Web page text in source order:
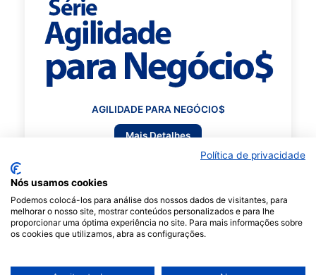
AGILIDADE PARA NEGÓCIO$
Mais Detalhes
Política de privacidade
Nós usamos cookies
Podemos colocá-los para análise dos nossos dados de visitantes, para
melhorar o nosso site, mostrar conteúdos personalizados e para lhe
proporcionar uma óptima experiência no site. Para mais informações sobre
os cookies que utilizamos, abra as configurações.